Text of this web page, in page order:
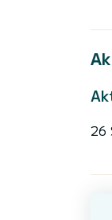
26